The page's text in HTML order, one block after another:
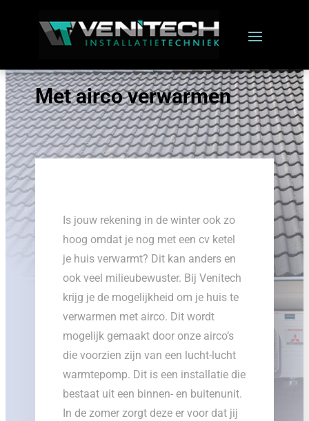
Met airco verwarmen
Is jouw rekening in de winter ook zo
hoog omdat je nog met een cv ketel
je huis verwarmt? Dit kan anders en
ook veel milieubewuster. Bij Venitech
krijg je de mogelijkheid om je huis te
verwarmen met airco. Dit wordt
mogelijk gemaakt door onze airco’s
die voorzien zijn van een lucht-lucht
warmtepomp. Dit is een installatie die
bestaat uit een binnen- en buitenunit.
In de zomer zorgt deze er voor dat jij